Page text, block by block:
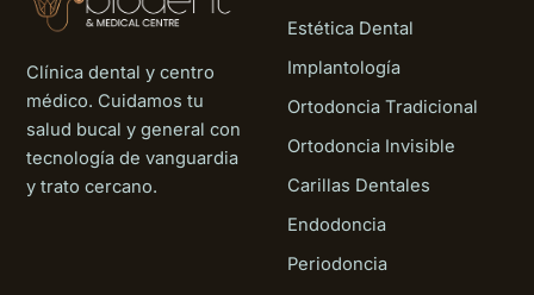
Clínica dental y centro
médico. Cuidamos tu
salud bucal y general con
tecnología de vanguardia
y trato cercano.
Estética Dental
Implantología
Ortodoncia Tradicional
Ortodoncia Invisible
Carillas Dentales
Endodoncia
Periodoncia